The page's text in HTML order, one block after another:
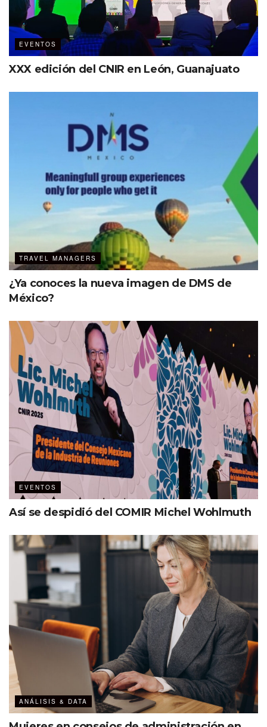
EVENTOS
XXX edición del CNIR en León, Guanajuato
TRAVEL MANAGERS
¿Ya conoces la nueva imagen de DMS de
México?
EVENTOS
Así se despidió del COMIR Michel Wohlmuth
ANÁLISIS & DATA